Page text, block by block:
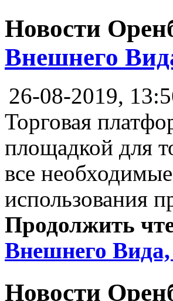
Новости
Внешнего
26-08-2019,
Торговая
площадкой для
все
использования
Продолжить
Внешнего
Новости